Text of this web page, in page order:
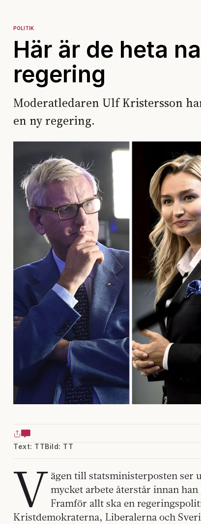
POLITIK
Här är de heta
regering
Moderatledaren Ulf Kristersson
en ny regering.
Text: TTBild: TT
V ägen till statsministerposten ser
mycket arbete återstår innan
Framför allt ska en
Kristdemokraterna, Liberalerna och